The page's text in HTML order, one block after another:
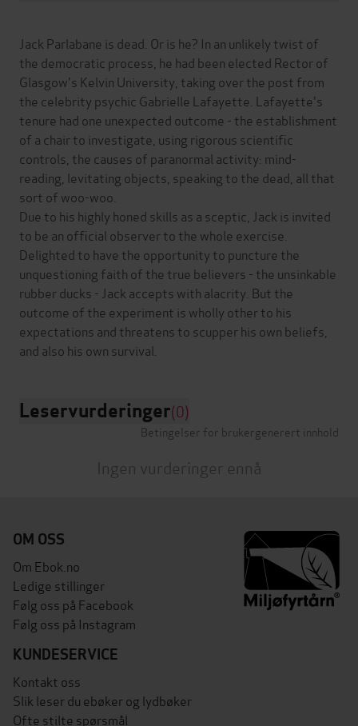
Jack Parlabane is dead. Or is he? In an unlikely twist of
the democratic process, he had been elected Rector of
Glasgow's Kelvin University, taking over the post from
the celebrity psychic Gabrielle Lafayette. Lafayette's
tenure had one unexpected outcome - the establishment
of a chair to investigate, using rigorous scientific
controls, the causes of paranormal activity: mind-
reading, levitating objects, speaking to the dead, all that
sort of woo-woo.
Due to his highly honed skills as a sceptic, Jack is invited
to be an official observer to the whole exercise.
Delighted to have the opportunity to puncture the
unquestioning faith of the true believers - the unsinkable
rubber ducks - Jack accepts with alacrity. But the
outcome of the experiment is wholly other to his
expectations and threatens to scupper his own beliefs,
Leservurderinger(0)
Betingelser for brukergenerert innhold
Ingen vurderinger ennå
OM OSS
Om Ebok.no
Ledige stillinger
Følg oss på Facebook
Følg oss på Instagram
KUNDESERVICE
Kontakt oss
Slik leser du ebøker og lydbøker
Ofte stilte spørsmål